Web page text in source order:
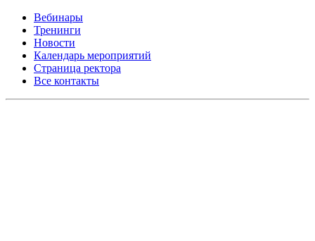
Вебинары
Тренинги
Новости
Календарь мероприятий
Страница ректора
Все контакты